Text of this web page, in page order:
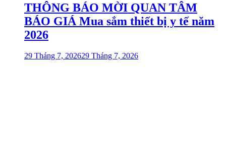
THÔNG BÁO MỜI QUAN TÂM
BÁO GIÁ Mua sắm thiết bị y tế năm
2026
29 Tháng 7, 202629 Tháng 7, 2026